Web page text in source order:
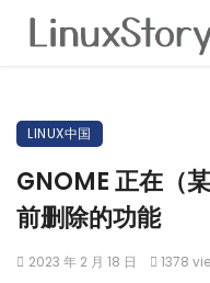
LINUX中国
GNOME 正在（
前删除的功能
2023 年 2 月 18 日 1378